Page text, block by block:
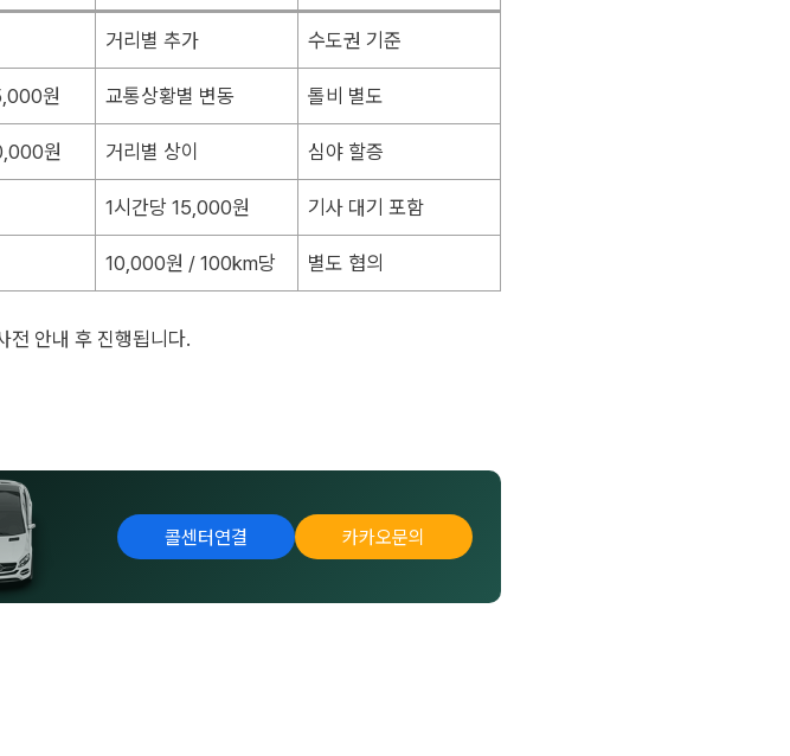
거리별 추가 수도권 기준
원 교통상황별 변동 톨비 별도
원 거리별 상이 심야 할증
1시간당 15,000원 기사 대기 포함
10,000원 / 100km당 별도 협의
전 안내 후 진행됩니다.
콜센터연결 카카오문의